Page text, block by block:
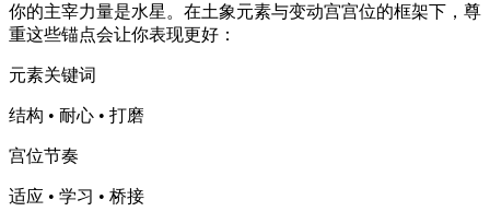
你的主宰力量是水星。在土象元素与变动宫宫位的框架下，尊
重这些锚点会让你表现更好：
元素关键词
结构 • 耐心 • 打磨
宫位节奏
适应 • 学习 • 桥接